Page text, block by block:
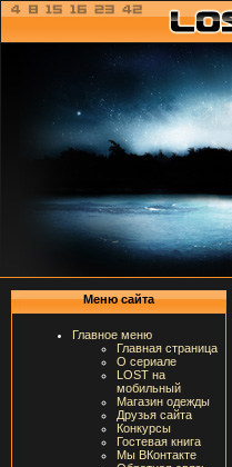
Меню сайта
Главное меню
Главная страница
О сериале
LOST на
мобильный
Магазин одежды
Друзья сайта
Конкурсы
Гостевая книга
Мы ВКонтакте